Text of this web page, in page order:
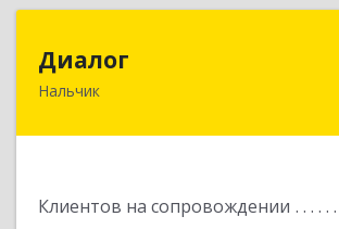
Диалог
Нальчик
Клиентов на сопровождении
360016, Кабардино-Балкарская